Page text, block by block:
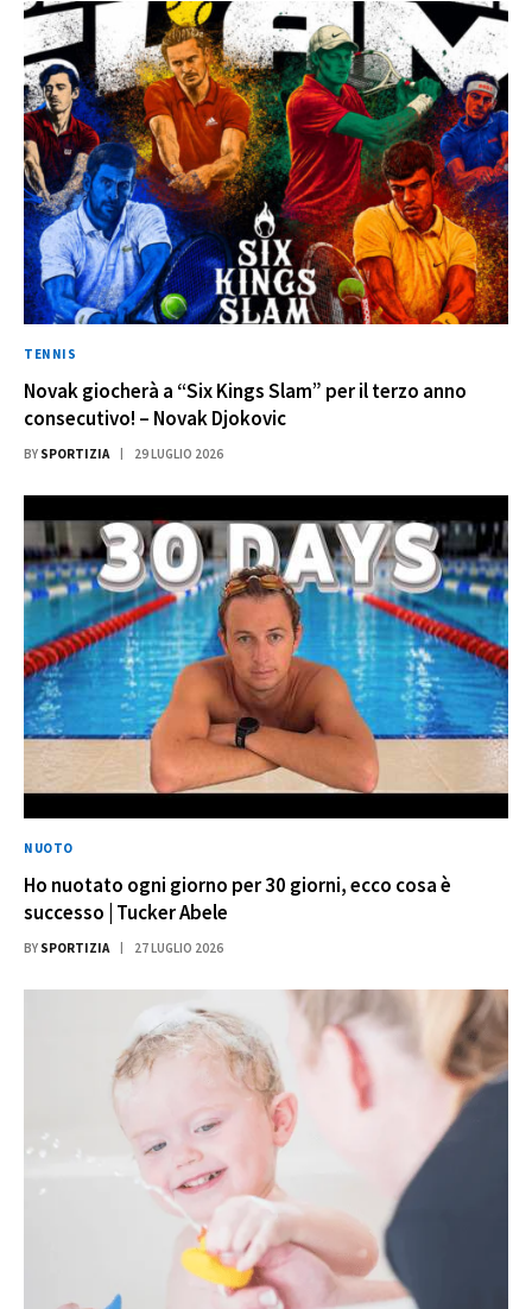
TENNIS
Novak giocherà a “Six Kings Slam” per il terzo anno
consecutivo! – Novak Djokovic
BY SPORTIZIA 29 LUGLIO 2026
NUOTO
Ho nuotato ogni giorno per 30 giorni, ecco cosa è
successo | Tucker Abele
BY SPORTIZIA 27 LUGLIO 2026